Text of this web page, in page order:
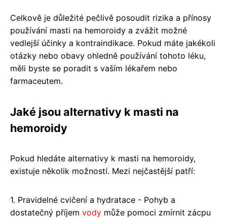
Celkově je důležité pečlivě posoudit rizika a přínosy
používání masti na hemoroidy a zvážit možné
vedlejší účinky a kontraindikace. Pokud máte jakékoli
otázky nebo obavy ohledně používání tohoto léku,
měli byste se poradit s vaším lékařem nebo
farmaceutem.
Jaké jsou alternativy k masti na
hemoroidy
Pokud hledáte alternativy k masti na hemoroidy,
existuje několik možností. Mezi nejčastější patří:
1. Pravidelné cvičení a hydratace - Pohyb a
dostatečný příjem vody může pomoci zmírnit zácpu